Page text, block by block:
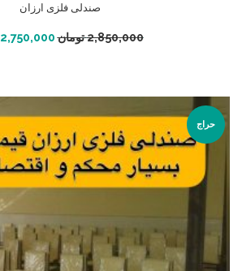
صندلی فلزی ارزان
2,850,000تومان 2,750,000
افزودن به سبد خرید
حراج